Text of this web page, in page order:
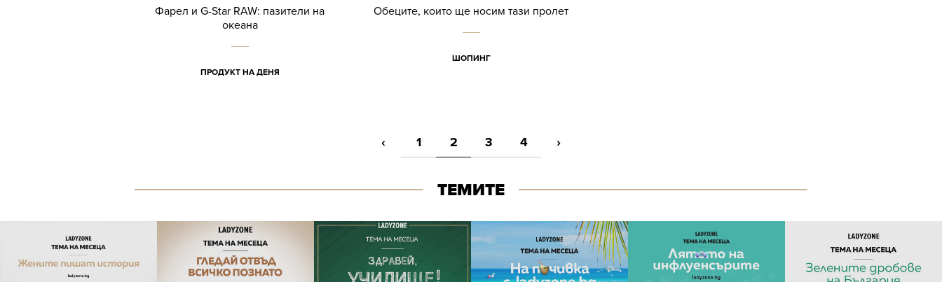
Фарел и G-Star RAW: пазители на
океана
ПРОДУКТ НА ДЕНЯ
Обеците, които ще носим тази пролет
ШОПИНГ
‹ 1 2 3 4 ›
ТЕМИТЕ